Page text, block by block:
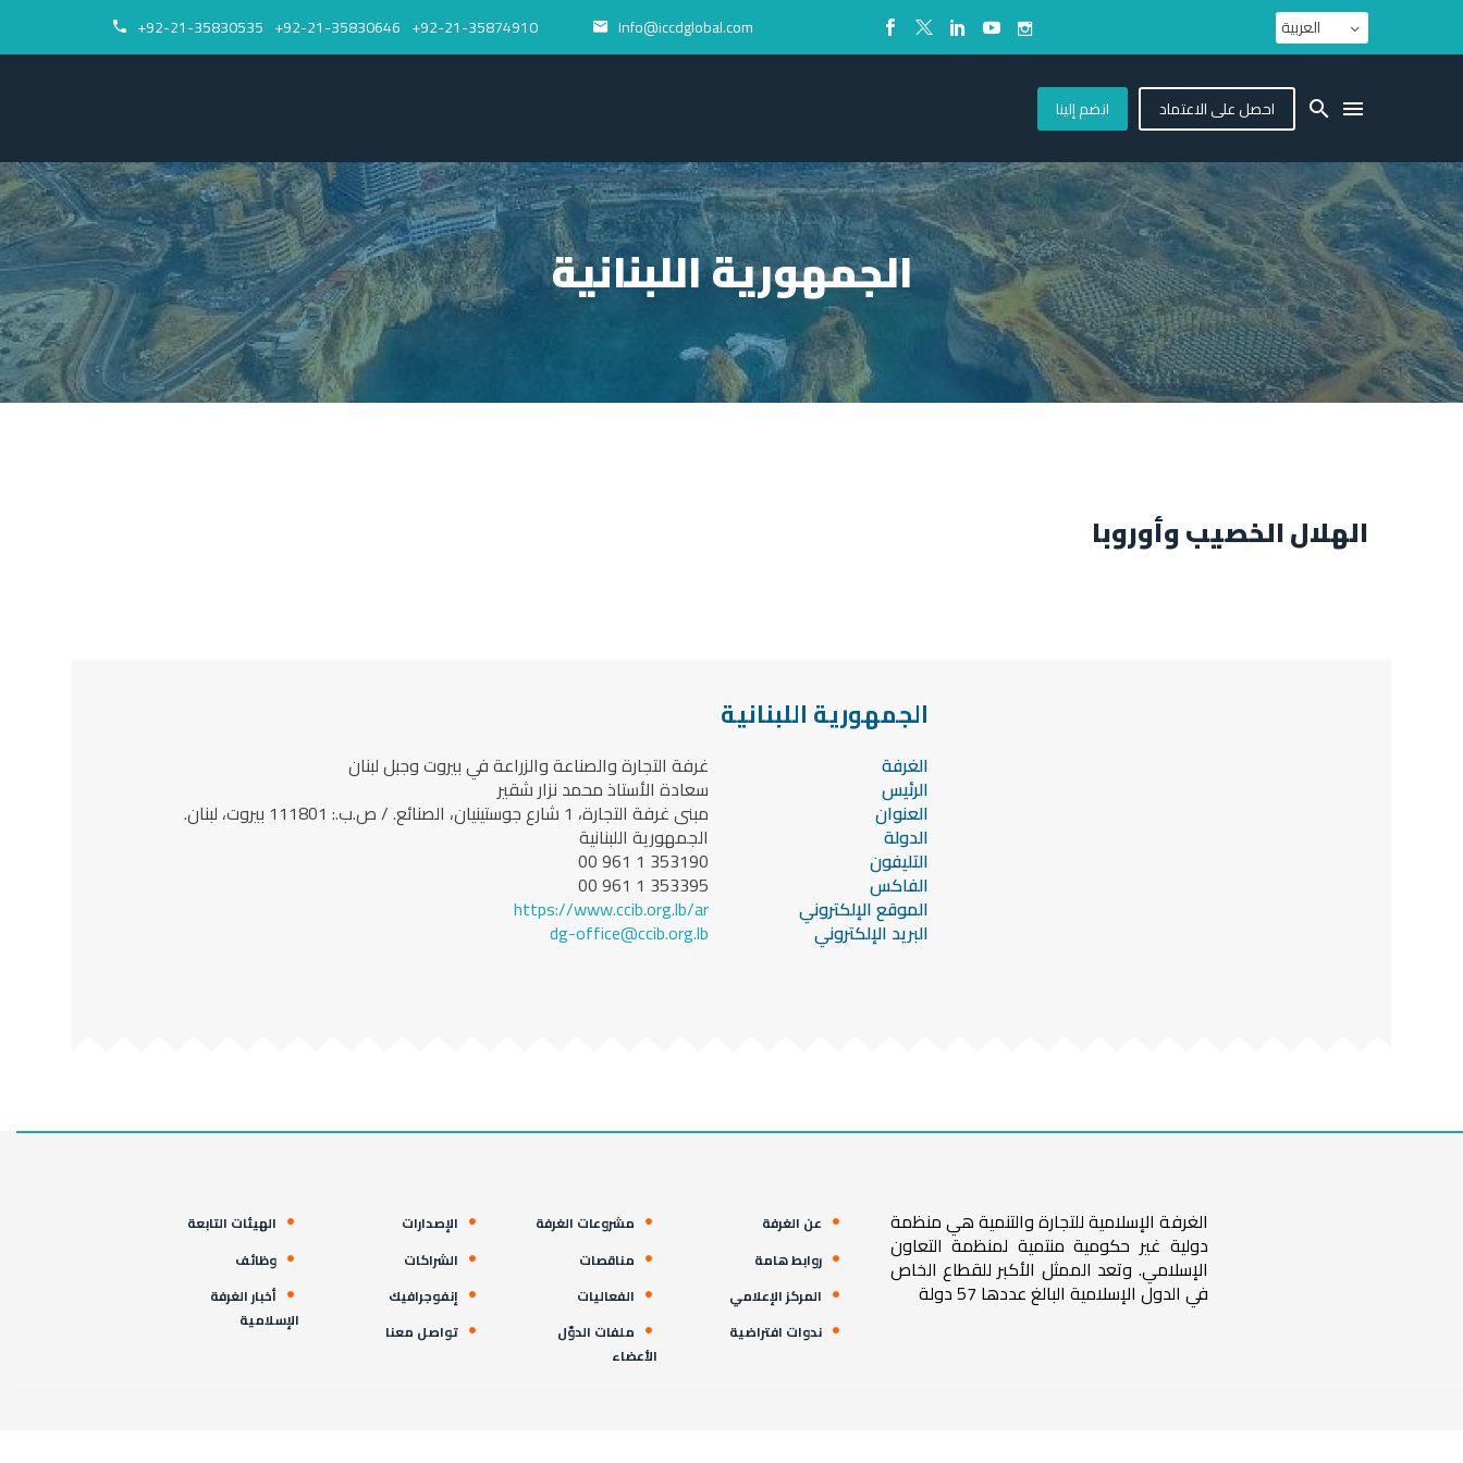
العربية 
 Info@iccdglobal.com
92-21-35874910+
92-21-35830646+

 92-21-35830535+
احصل على الاعتماد انضم إلينا
الجمهورية اللبنانية
الهلال الخصيب وأوروبا
الجمهورية اللبنانية
غرفة التجارة والصناعة والزراعة في بيروت وجبل لبنان الغرفة
سعادة الأستاذ محمد نزار شقير الرئيس
مبنى غرفة التجارة، 1 شارع جوستينيان، الصنائع. / ص.ب.: 111801 بيروت، لبنان. العنوان
الجمهورية اللبنانية الدولة
00 961 1 353190 التليفون
00 961 1 353395 الفاكس
https://www.ccib.org.lb/ar الموقع الإلكتروني
dg-office@ccib.org.lb البريد الإلكتروني
الغرفة الإسلامية للتجارة والتنمية هي منظمة
دولية غير حكومية منتمية لمنظمة التعاون
الإسلامي. وتعد الممثل الأكبر للقطاع الخاص
في الدول الإسلامية البالغ عددها 57 دولة
عن الغرفة
روابط هامة
المركز الإعلامي
ندوات افتراضية
مشروعات الغرفة
مناقصات
الفعاليات
ملفات الدوّل
الأعضاء
الإصدارات
الشراكات
إنفوجرافيك
تواصل معنا
الهيئات التابعة
وظائف
أخبار الغرفة
الإسلامية